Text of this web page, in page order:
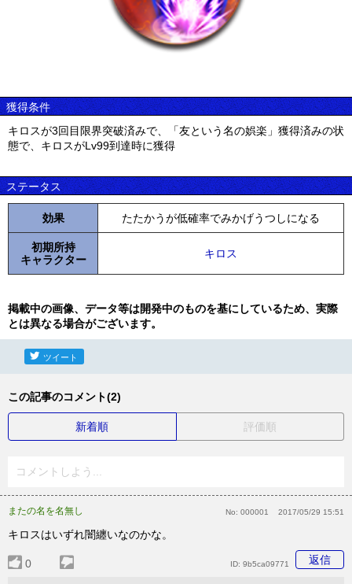
獲得条件
キロスが3回目限界突破済みで、「友という名の娯楽」獲得済みの状
態で、キロスがLv99到達時に獲得
ステータス
効果 たたかうが低確率でみかげうつしになる
初期所持
キャラクター
キロス
掲載中の画像、データ等は開発中のものを基にしているため、実際
とは異なる場合がございます。
ツイート
この記事のコメント(2)
新着順 評価順
コメントしよう...
またの名を名無し No: 000001 2017/05/29 15:51
キロスはいずれ闇纏いなのかな。
0 返信
ID: 9b5ca09771